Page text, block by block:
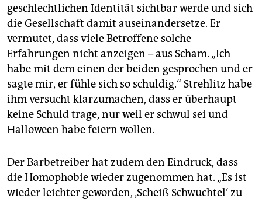
geschlechtlichen Identität sichtbar werde und sich
die Gesellschaft damit auseinandersetze. Er
vermutet, dass viele Betroffene solche
Erfahrungen nicht anzeigen – aus Scham. „Ich
habe mit dem einen der beiden gesprochen und er
sagte mir, er fühle sich so schuldig.“ Strehlitz habe
ihm versucht klarzumachen, dass er überhaupt
keine Schuld trage, nur weil er schwul sei und
Halloween habe feiern wollen.
Der Barbetreiber hat zudem den Eindruck, dass
die Homophobie wieder zugenommen hat. „Es ist
wieder leichter geworden, ‚Scheiß Schwuchtel‘ zu